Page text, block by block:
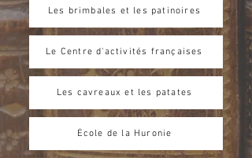
Les brimbales et les patinoires
Le Centre d'activités françaises
Les cavreaux et les patates
École de la Huronie